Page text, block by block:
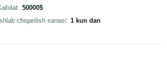
: 50000$
chiqarilish sanasi: 1 kundan